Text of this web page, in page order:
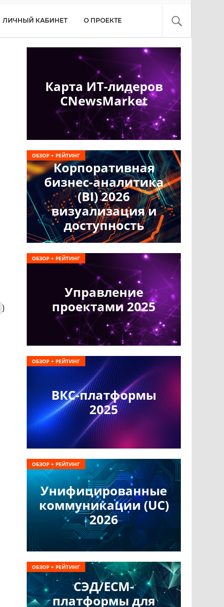
ЛИЧНЫЙ КАБИНЕТ О ПРОЕКТЕ
)
Карта ИТ-лидеров
CNewsMarket
Корпоративная
бизнес-аналитика
(BI) 2026
визуализация и
доступность
ОБЗОР + РЕЙТИНГ
Управление
проектами 2025
ОБЗОР + РЕЙТИНГ
ВКС-платформы
2025
ОБЗОР + РЕЙТИНГ
Унифицированные
коммуникации (UC)
2026
ОБЗОР + РЕЙТИНГ
СЭД/ECM-
платформы для
ОБЗОР + РЕЙТИНГ